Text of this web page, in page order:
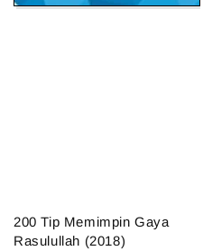
200 Tip Memimpin Gaya
Rasulullah (2018)